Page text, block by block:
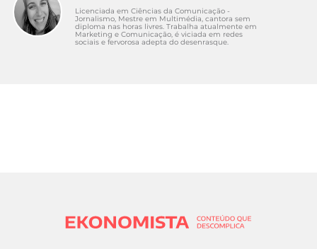
Licenciada em Ciências da Comunicação -
Jornalismo, Mestre em Multimédia, cantora sem
diploma nas horas livres. Trabalha atualmente em
Marketing e Comunicação, é viciada em redes
sociais e fervorosa adepta do desenrasque.